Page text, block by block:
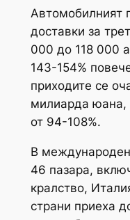
Автомобилният
доставки за
000 до 118 000
143-154%
приходите се
милиарда юана,
от 94-108%.
В
46 пазара,
кралство,
страни приеха